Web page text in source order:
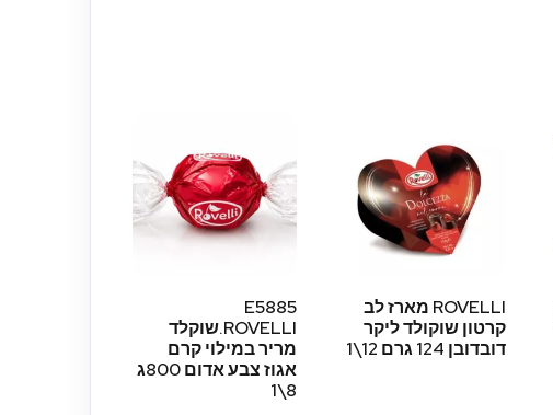
ROVELLI מארז לב
קרטון שוקולד ליקר
דובדובן 124 גרם 12\1
E5885
ROVELLI.שוקלד
מריר במילוי קרם
אגוז צבע אדום 800ג
8\1